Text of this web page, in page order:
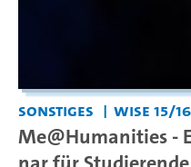
Sonstiges WiSe 15/16
Me@Humanities -